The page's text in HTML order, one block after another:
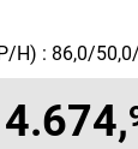
au sol
Seiten
H) : 86,0/
4.674,